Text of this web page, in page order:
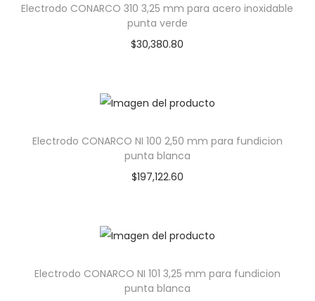
Electrodo CONARCO 310 3,25 mm para acero inoxidable
punta verde
$30,380.80
Electrodo CONARCO NI 100 2,50 mm para fundicion
punta blanca
$197,122.60
Electrodo CONARCO NI 101 3,25 mm para fundicion
punta blanca